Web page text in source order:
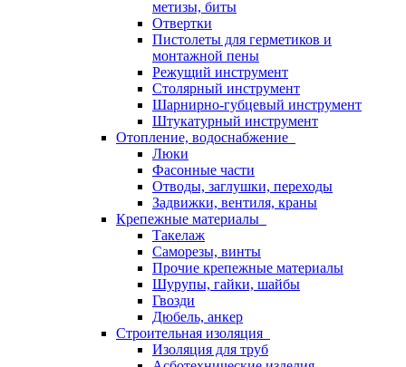
метизы, биты
Отвертки
Пистолеты для герметиков и
монтажной пены
Режущий инструмент
Столярный инструмент
Шарнирно-губцевый инструмент
Штукатурный инструмент
Отопление, водоснабжение
Люки
Фасонные части
Отводы, заглушки, переходы
Задвижки, вентиля, краны
Крепежные материалы
Такелаж
Саморезы, винты
Прочие крепежные материалы
Шурупы, гайки, шайбы
Гвозди
Дюбель, анкер
Строительная изоляция
Изоляция для труб